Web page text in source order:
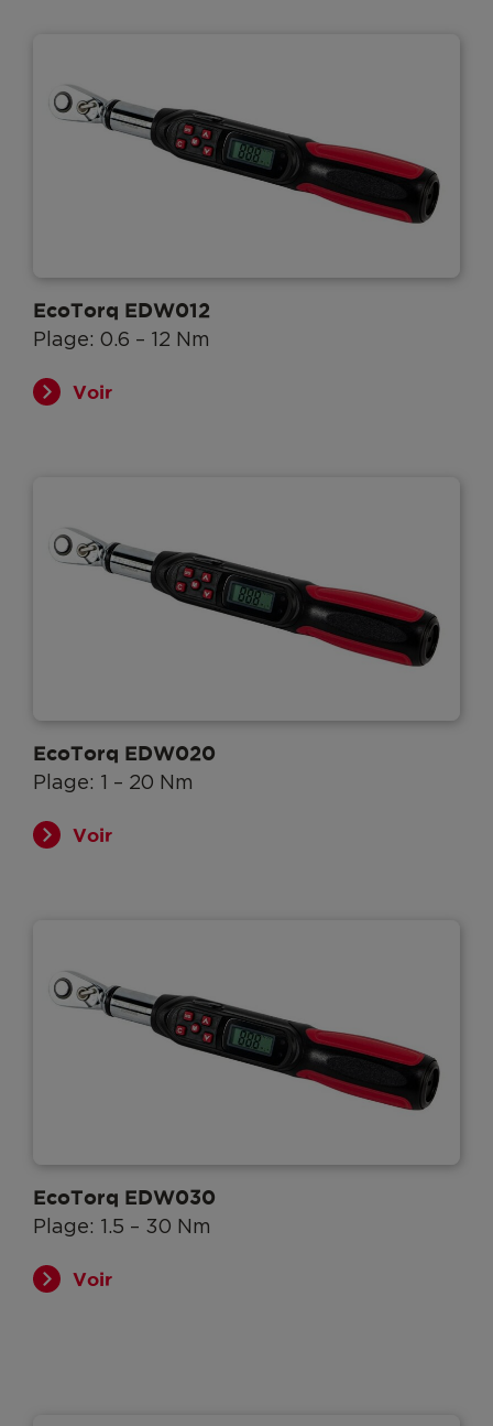
EcoTorq EDW012
Plage: 0.6 – 12 Nm
Voir
EcoTorq EDW020
Plage: 1 – 20 Nm
Voir
EcoTorq EDW030
Plage: 1.5 – 30 Nm
Voir